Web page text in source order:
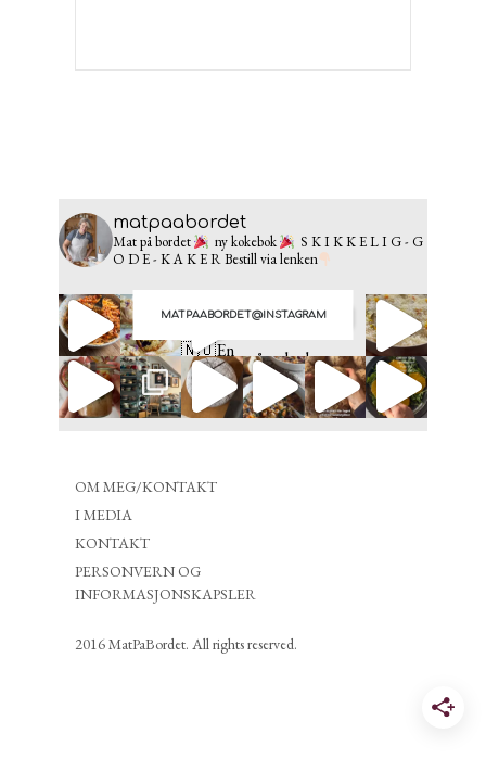
MATPAABORDET@INSTAGRAM
matpaabordet
Mat på bordet ny kokebok
S K I K K E L I G - G
O D E - K A K E RBestill via lenken
OM MEG/KONTAKT
I MEDIA
KONTAKT
PERSONVERN OG
INFORMASJONSKAPSLER
2016 MatPaBordet. All rights reserved.